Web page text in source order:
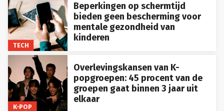
TECH
Beperkingen op schermtijd
bieden geen bescherming voor
mentale gezondheid van
kinderen
K-POP
Overlevingskansen van K-
popgroepen: 45 procent van de
groepen gaat binnen 3 jaar uit
elkaar